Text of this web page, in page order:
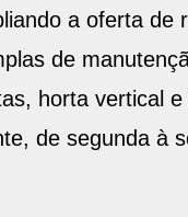
a oferta de
de
horta vertical
de segunda à